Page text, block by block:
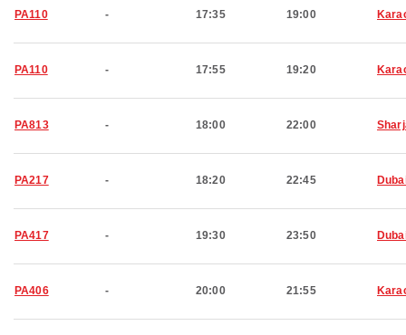
PA110 - 17:35 19:00
PA110 - 17:55 19:20
PA813 - 18:00 22:00
PA217 - 18:20 22:45
PA417 - 19:30 23:50
PA406 - 20:00 21:55